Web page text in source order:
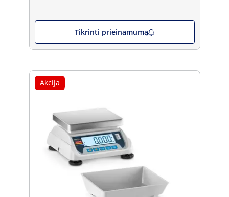
Tikrinti prieinamumą
Akcija